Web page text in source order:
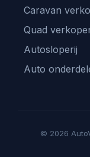
Caravan
Quad
Autosloperij
Auto
© 2026